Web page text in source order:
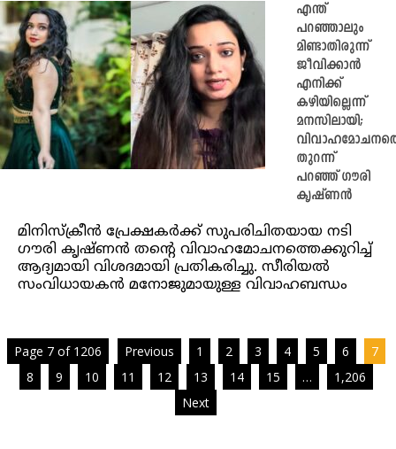
എന്ത്
പറഞ്ഞാലും
മിണ്ടാതിരുന്ന്
ജീവിക്കാൻ
എനിക്ക്
കഴിയില്ലെന്ന്
മനസിലായി;
തുറന്ന്
പറഞ്ഞ് ഗൗരി
കൃഷ്ണൻ
മിനിസ്ക്രീൻ പ്രേക്ഷകർക്ക് സുപരിചിതയായ നടി
ഗൗരി കൃഷ്ണൻ തന്റെ വിവാഹമോചനത്തെക്കുറിച്ച്
ആദ്യമായി വിശദമായി പ്രതികരിച്ചു. സീരിയൽ
സംവിധായകൻ മനോജുമായുള്ള വിവാഹബന്ധം
Page 7 of 1206 Previous 1 2 3 4 5 6
7
8
9 10 11 12 13 14 15 …
1,206
Next